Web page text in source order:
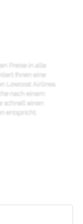
Preise in alle
Ihnen eine
Lowcost Airlines.
nach einem
schnell einen
entspricht.